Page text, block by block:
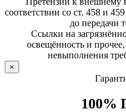
соответствии со ст. 458 и
до передачи
Ссылки на
освещённость и
невыполнения
×
100%